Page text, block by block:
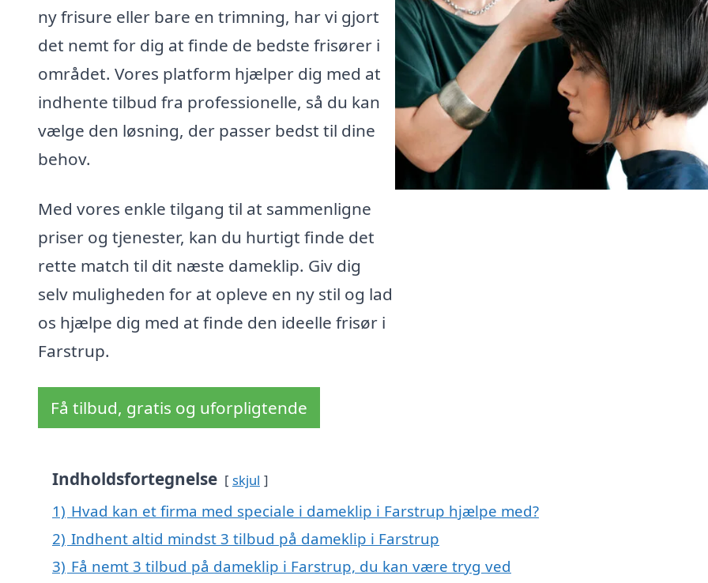
ny frisure eller bare en trimning, har vi gjort
det nemt for dig at finde de bedste frisører i
området. Vores platform hjælper dig med at
indhente tilbud fra professionelle, så du kan
vælge den løsning, der passer bedst til dine
behov.
Med vores enkle tilgang til at sammenligne
priser og tjenester, kan du hurtigt finde det
rette match til dit næste dameklip. Giv dig
selv muligheden for at opleve en ny stil og lad
os hjælpe dig med at finde den ideelle frisør i
Farstrup.
Få tilbud, gratis og uforpligtende
Indholdsfortegnelse skjul
1) Hvad kan et firma med speciale i dameklip i Farstrup hjælpe med?
2) Indhent altid mindst 3 tilbud på dameklip i Farstrup
3) Få nemt 3 tilbud på dameklip i Farstrup, du kan være tryg ved